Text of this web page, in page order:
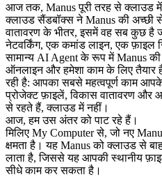
आज तक, Manus पूरी तरह से क्लाउड में
क्लाउड सैंडबॉक्स ने Manus की अच्छी
वातावरण के भीतर, इसमें वह सब कुछ है
नेटवर्किंग, एक कमांड लाइन, एक
सामान्य AI Agent के रूप में Manus की
ऑनलाइन और हमेशा काम के लिए तैयार
रही है: आपका सबसे महत्वपूर्ण काम
प्रोजेक्ट फ़ाइलें, विकास वातावरण
से रहते हैं, क्लाउड में नहीं।
आज, हम उस अंतर को पाट रहे हैं।
मिलिए My Computer से, जो नए
क्षमता है। यह Manus को क्लाउड से
लाता है, जिससे यह आपकी स्थानीय
सीधे काम कर सकता है।